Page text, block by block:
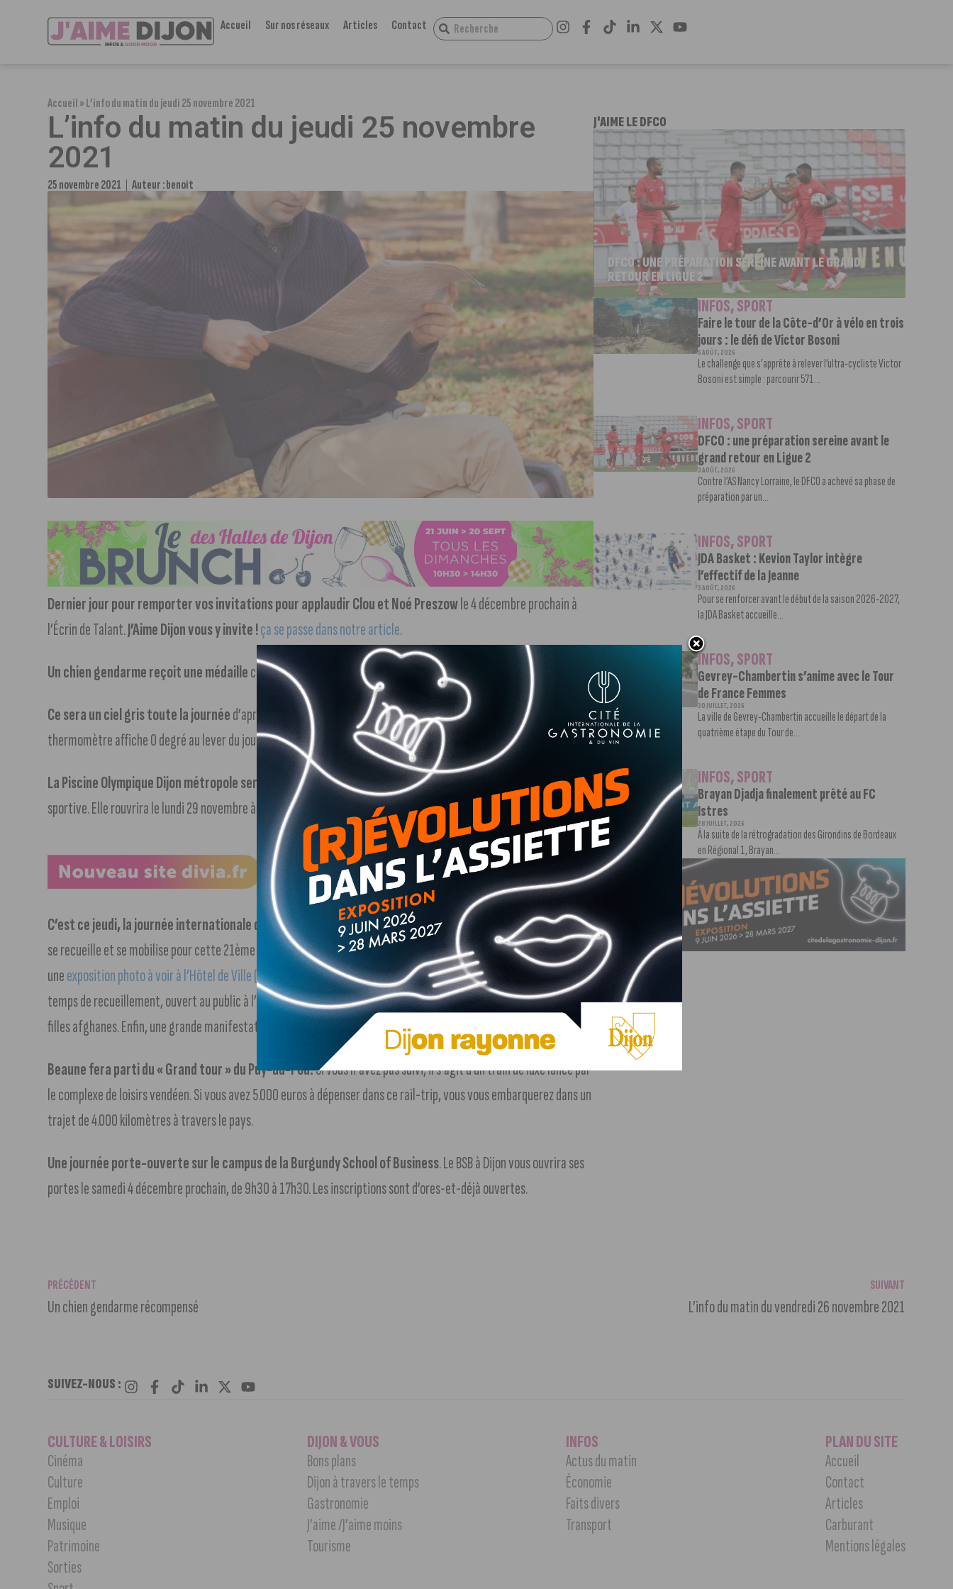
Accueil Sur nos réseaux Articles Contact
Accueil»L’info du matin du jeudi 25 novembre 2021
L’info du matin du jeudi 25 novembre
2021
25 novembre 2021 Auteur :benoit
Dernier jour pour remporter vos invitations pour applaudir Clou et Noé Preszowle 4 décembre prochain à
l’Écrin de Talant.J’Aime Dijon vous y invite !ça se passe dans notre article.
Un chien gendarme reçoit une médaillecomme récompense pour son travail.Les détails dans notre article
Ce sera un ciel gris toute la journéed’après Météo France. Il faut aussi gratter le pare-brise ce matin puisque le
thermomètre affiche 0 degré au lever du jour. Cet après-midi, comptez seulement 4 degrés.
La Piscine Olympique Dijon métropole sera fermée au public ce week-endpour cause de compétition
sportive. Elle rouvrira le lundi 29 novembre à 10 heures.
C’est ce jeudi, la journée internationale de lutte contre les violences faites aux femmes et aux filles. Dijon
se recueille et se mobilise pour cette 21ème année de lutte. Une journée d’hommage est prévue aujourd’hui, avec
uneexposition photo à voir à l’Hôtel de Ville (voir notre article), ainsi qu’une autre sur les grilles du jardin Darcy. Un
temps de recueillement, ouvert au public à l’Hôtel de Ville, est prévu à 17h30, un message lu sera dédié aux jeunes
filles afghanes. Enfin, une grande manifestation est prévue samedi à Dijon.
Beaune fera parti du « Grand tour » du Puy-du-Fou.Si vous n’avez pas suivi, il s’agit d’un train de luxe lancé par
le complexe de loisirs vendéen. Si vous avez 5.000 euros à dépenser dans ce rail-trip, vous vous embarquerez dans un
trajet de 4.000 kilomètres à travers le pays.
Une journée porte-ouverte sur le campus de la Burgundy School of Business. Le BSB à Dijon vous ouvrira ses
portes le samedi 4 décembre prochain, de 9h30 à 17h30. Les inscriptions sont d’ores-et-déjà ouvertes.
J'AIME LE DFCO
DFCO : UNE PRÉPARATION SEREINE AVANT LE GRAND
RETOUR EN LIGUE 2
INFOS,SPORT
Faire le tour de la Côte-d’Or à vélo en trois
jours : le défi de Victor Bosoni
5 AOÛT, 2026
Le challenge que s’apprête à relever l’ultra-cycliste Victor
Bosoni est simple : parcourir 571...
INFOS,SPORT
DFCO : une préparation sereine avant le
grand retour en Ligue 2
3 AOÛT, 2026
Contre l’AS Nancy Lorraine, le DFCO a achevé sa phase de
préparation par un...
INFOS,SPORT
JDA Basket : Kevion Taylor intègre
l’effectif de la Jeanne
3 AOÛT, 2026
Pour se renforcer avant le début de la saison 2026-2027,
la JDA Basket accueille...
INFOS,SPORT
Gevrey-Chambertin s’anime avec le Tour
de France Femmes
30 JUILLET, 2026
La ville de Gevrey-Chambertin accueille le départ de la
quatrième étape du Tour de...
INFOS,SPORT
Brayan Djadja finalement prêté au FC
Istres
28 JUILLET, 2026
À la suite de la rétrogradation des Girondins de Bordeaux
en Régional 1, Brayan...
PRÉCÉDENT
Un chien gendarme récompensé
SUIVANT
L’info du matin du vendredi 26 novembre 2021
SUIVEZ-NOUS :
CULTURE & LOISIRS
Cinéma
Culture
Emploi
Musique
Patrimoine
Sorties
DIJON & VOUS
Bons plans
Dijon à travers le temps
Gastronomie
J’aime /J’aime moins
Tourisme
INFOS
Actus du matin
Économie
Faits divers
Transport
PLAN DU SITE
Accueil
Contact
Articles
Carburant
Mentions légales